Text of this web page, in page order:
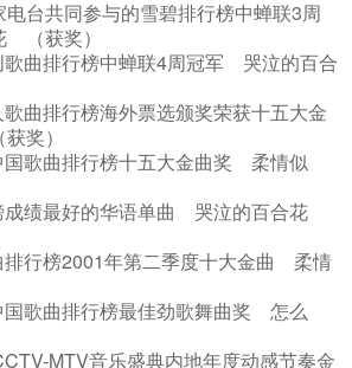
台共同参与的雪碧排行榜中蝉联3周
（获奖）
曲排行榜中蝉联4周冠军 哭泣的百合
曲排行榜海外票选颁奖荣获十五大金
奖）
歌曲排行榜十五大金曲奖 柔情似
绩最好的华语单曲 哭泣的百合花
行榜2001年第二季度十大金曲 柔情
歌曲排行榜最佳劲歌舞曲奖 怎么
MTV音乐盛典内地年度动感节奏金